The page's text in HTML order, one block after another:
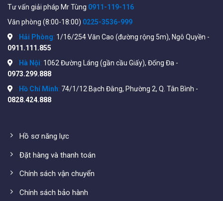
https://wifistore.vn/danh-muc-san-pham/quan-
ly/switch/managed/
Lắp đặt thiết bị
WiFiStore xin chia sẻ những lưu ý đã tổng hợp được trong
quá trình thi công switch
thống với quy mô khác nhau:
băng thông của cổng truyền dẫn.
Ngắt toàn bộ điện các thiết bị đầu cuối trước khi kết
nối.
Xác định tín hiệu nguồn vào và ra của switch để tối ưu
Tư vấn giải pháp Mr Tùng 0911-119-116
Văn phòng (8:00-18:00) 0225-3536-999
Hải Phòng: 1/16/254 Văn Cao (đường rộng 5m), Ngô Quyền -
0911.111.855
Hà Nội: 1062 Đường Láng (gần cầu Giấy), Đống Đa -
0973.299.888
Hồ Chí Minh: 74/1/12 Bạch Đằng, Phường 2, Q. Tân Bình -
0828.424.888
Hồ sơ năng lực
Đặt hàng và thanh toán
Chính sách vận chuyển
Chính sách bảo hành